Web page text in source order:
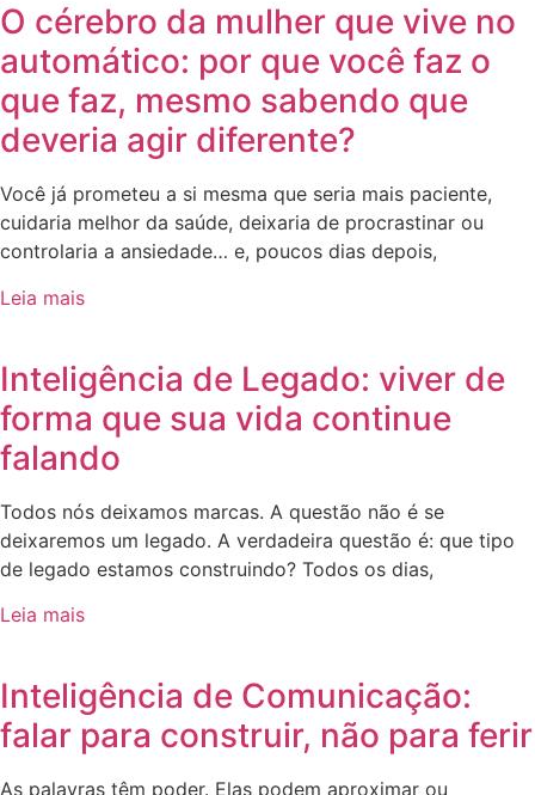
O cérebro da mulher que vive no
automático: por que você faz o
que faz, mesmo sabendo que
deveria agir diferente?
Você já prometeu a si mesma que seria mais paciente,
cuidaria melhor da saúde, deixaria de procrastinar ou
controlaria a ansiedade… e, poucos dias depois,
Leia mais
Inteligência de Legado: viver de
forma que sua vida continue
falando
Todos nós deixamos marcas. A questão não é se
deixaremos um legado. A verdadeira questão é: que tipo
de legado estamos construindo? Todos os dias,
Leia mais
Inteligência de Comunicação:
falar para construir, não para ferir
As palavras têm poder. Elas podem aproximar ou